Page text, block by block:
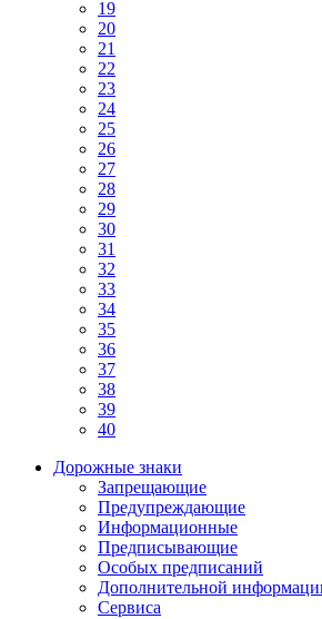
19
20
21
22
23
24
25
26
27
28
29
30
31
32
33
34
35
36
37
38
39
40
Дорожные знаки
Запрещающие
Предупреждающие
Информационные
Предписывающие
Особых предписаний
Дополнительной
Сервиса